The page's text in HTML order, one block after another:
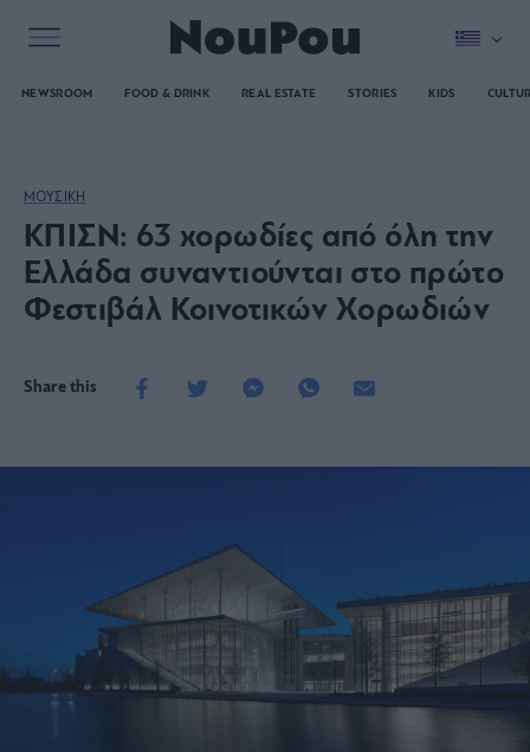
NEWSROOM FOOD & DRINK REAL ESTATE STORIES KIDS
ΜΟΥΣΙΚΗ
ΚΠΙΣΝ: 63 χορωδίες από όλη την
Ελλάδα συναντιούνται στο πρώτο
Φεστιβάλ Κοινοτικών Χορωδιών
Share this